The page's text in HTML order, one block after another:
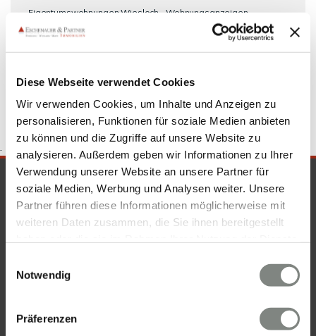
Diese Webseite verwendet Cookies
Wir verwenden Cookies, um Inhalte und Anzeigen zu
personalisieren, Funktionen für soziale Medien anbieten
zu können und die Zugriffe auf unsere Website zu
analysieren. Außerdem geben wir Informationen zu Ihrer
Verwendung unserer Website an unsere Partner für
soziale Medien, Werbung und Analysen weiter. Unsere
Partner führen diese Informationen möglicherweise mit
weiteren Daten zusammen, die Sie ihnen bereitgestellt
Cookies, wenn Sie unsere Webseite weiterhin nutzen.
Notwendig
Präferenzen
Eigentumswohnungen Wiesloch
Wohnungsanzeigen
Wiesloch
Immobilienkauf Wiesloch
Wohnungen Wiesloch
.
SICHERHEIT & KOMPETENZ